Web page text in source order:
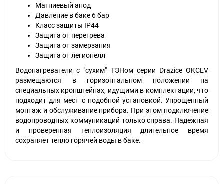
Магниевый анод
Давление в баке 6 бар
Класс защиты IP44
Защита от перегрева
Защита от замерзания
Защита от легионелл
Водонагреватели с "сухим" ТЭНом серии DraziceOKCEV
размещаются в горизонтальном положении на
специальных кронштейнах, идущими в комплектации, что
подходит для мест с подобной установкой. Упрощенный
монтаж и обслуживание прибора. При этом подключение
водопроводных коммуникаций только справа. Надежная
и проверенная теплоизоляция длительное время
сохраняет тепло горячей воды в баке.